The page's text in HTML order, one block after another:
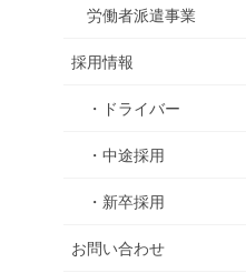
労働者派遣事業
採用情報
・ドライバー
・中途採用
・新卒採用
お問い合わせ